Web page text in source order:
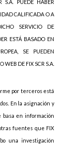
S.A. PUEDE HABER
CALIFICADA O A
SERVICIO DE
ESTÁ BASADO EN
SE PUEDEN
WEB DE FIX SCR S.A.
por terceros está
En la asignación y
basa en información
fuentes que FIX
una investigación